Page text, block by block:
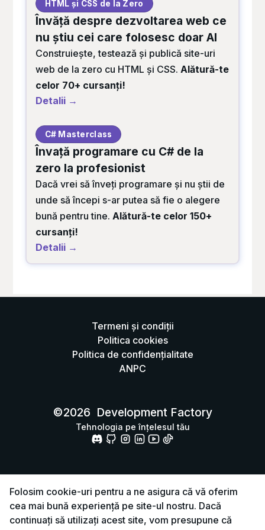
HTML și CSS de la Zero
Învăță despre dezvoltarea web ce
nu știu cei care folosesc doar AI
Construiește, testează și publică site-uri
web de la zero cu HTML și CSS. Alătură-te
celor 70+ cursanți!
Detalii →
C# Masterclass
Învață programare cu C# de la
zero la profesionist
Dacă vrei să înveți programare și nu știi de
unde să începi s-ar putea să fie o alegere
bună pentru tine. Alătură-te celor 150+
cursanți!
Detalii →
©2026 Development Factory
Tehnologia pe înțelesul tău
Termeni și condiții
Politica cookies
Politica de confidențialitate
ANPC
Folosim cookie-uri pentru a ne asigura că vă oferim
cea mai bună experiență pe site-ul nostru. Dacă
continuați să utilizați acest site, vom presupune că